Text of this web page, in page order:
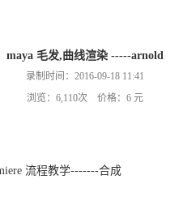
maya 毛发,曲线渲染 -----arnold
录制时间：2016-09-18 11:41
浏览：6,110次 价格：6 元